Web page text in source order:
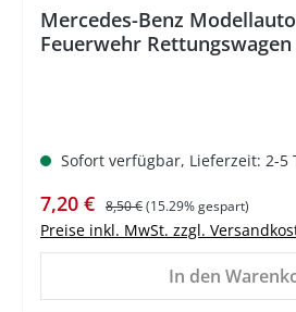
Mercedes-Benz
Feuerwehr Rettungswagen
Sofort verfügbar, Lieferzeit: 2-5
Verkaufspreis:
7,20 € Regulärer Preis:
8,50 €(15.29% gespart)
Preise inkl. MwSt. zzgl.
In den